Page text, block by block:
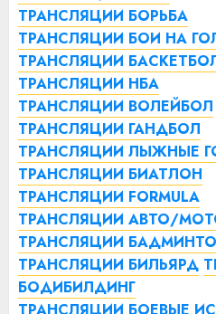
ТРАНСЛЯЦИИ БОРЬБА
ТРАНСЛЯЦИИ БОИ НА
ТРАНСЛЯЦИИ
ТРАНСЛЯЦИИ НБА
ТРАНСЛЯЦИИ ВОЛЕЙБОЛ
ТРАНСЛЯЦИИ ГАНДБОЛ
ТРАНСЛЯЦИИ ЛЫЖНЫЕ
ТРАНСЛЯЦИИ БИАТЛОН
ТРАНСЛЯЦИИ FORMULA
ТРАНСЛЯЦИИ АВТО/
ТРАНСЛЯЦИИ
ТРАНСЛЯЦИИ БИЛЬЯРД
БОДИБИЛДИНГ